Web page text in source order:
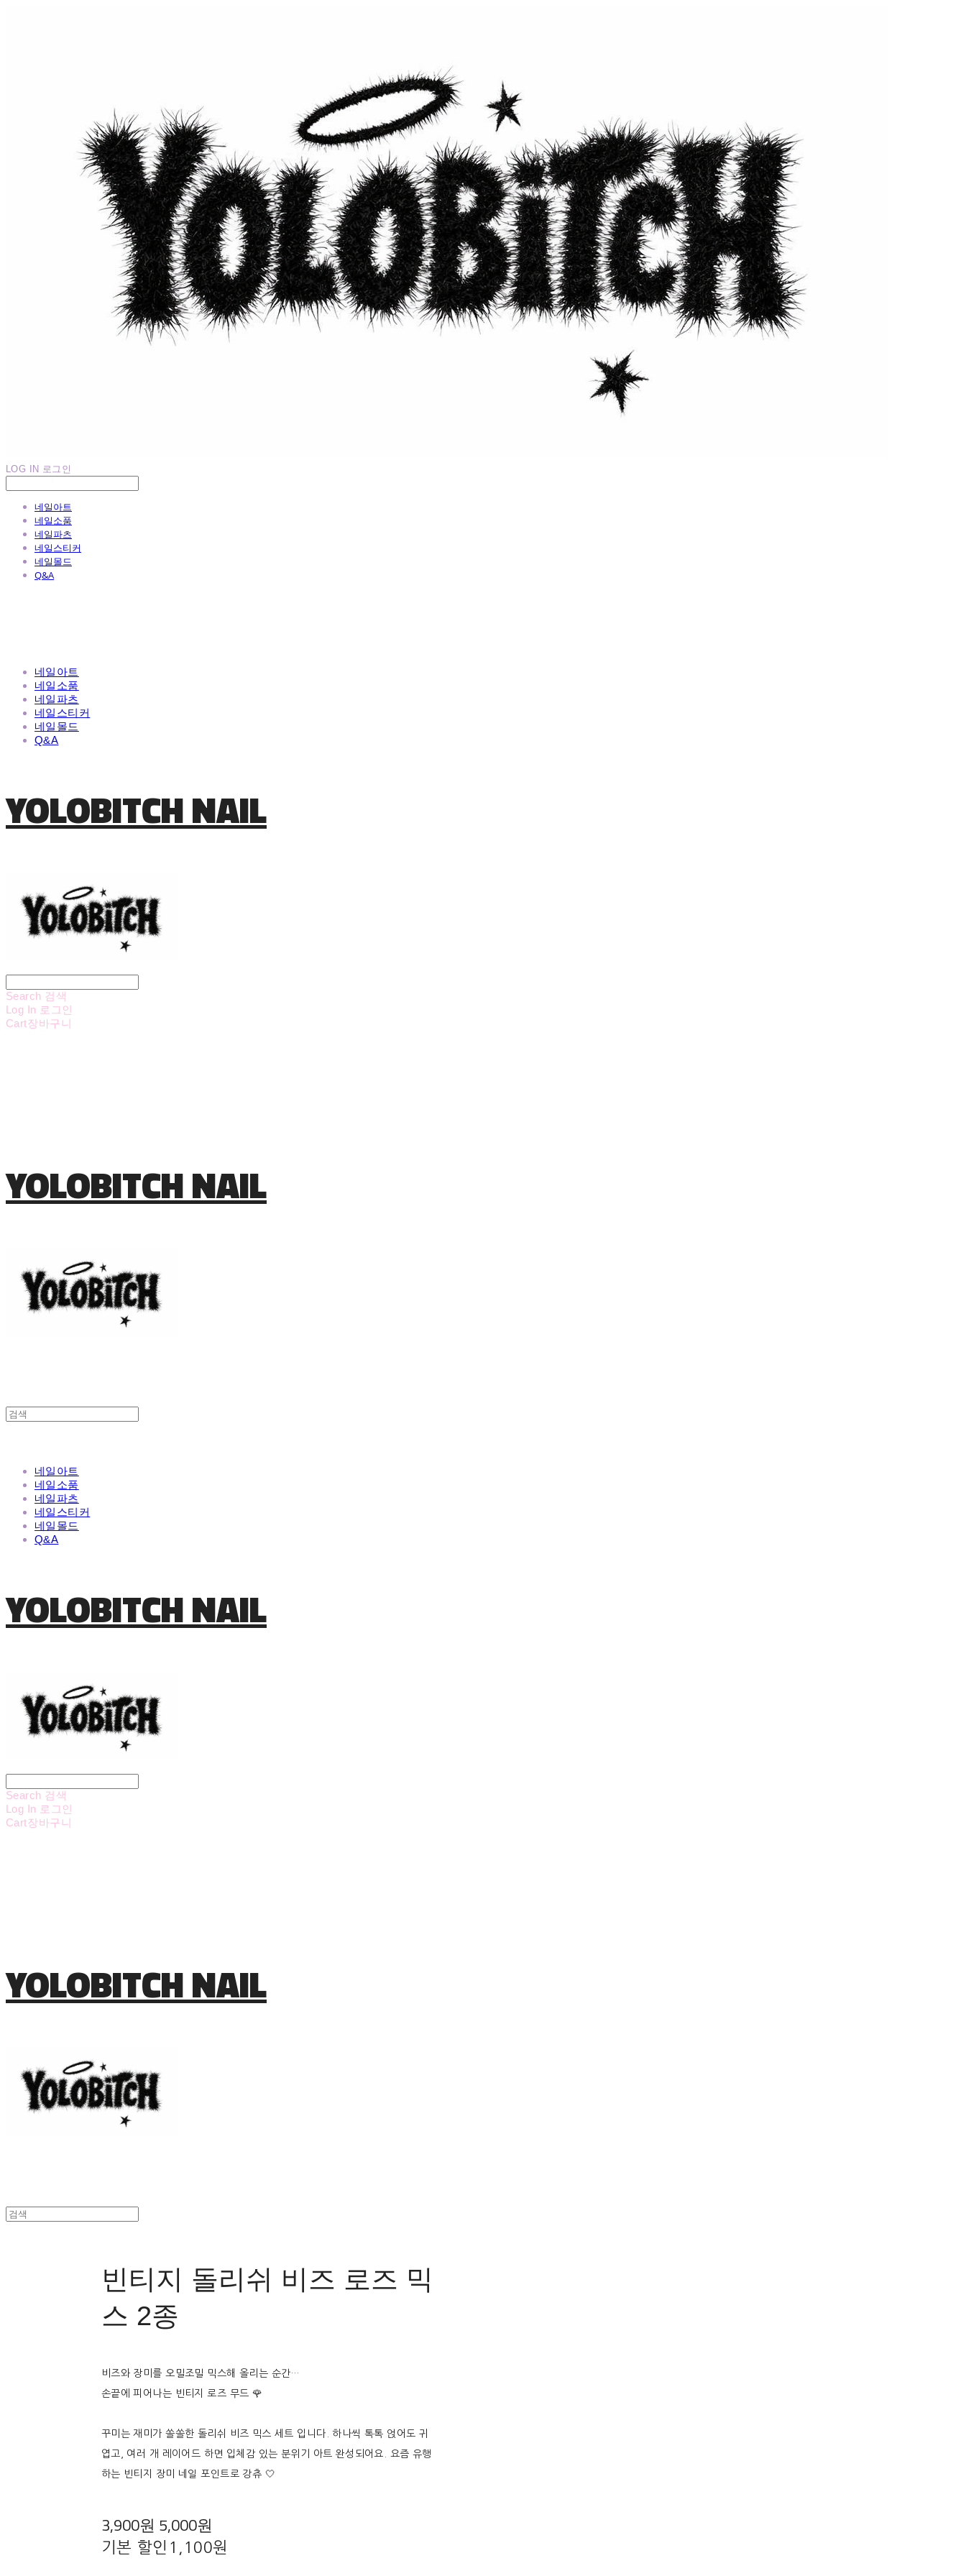
LOG IN 로그인
네일아트
네일소품
네일파츠
네일스티커
네일몰드
Q&A
네일아트
네일소품
네일파츠
네일스티커
네일몰드
Q&A
YOLOBITCH NAIL
Search 검색
Log In 로그인
Cart장바구니
YOLOBITCH NAIL
네일아트
네일소품
네일파츠
네일스티커
네일몰드
Q&A
YOLOBITCH NAIL
Search 검색
Log In 로그인
Cart장바구니
YOLOBITCH NAIL
빈티지 돌리쉬 비즈 로즈 믹
스 2종
비즈와 장미를 오밀조밀 믹스해 올리는 순간…
손끝에 피어나는 빈티지 로즈 무드 🌹
꾸미는 재미가 쏠쏠한 돌리쉬 비즈 믹스 세트 입니다. 하나씩 톡톡 얹어도 귀
엽고, 여러 개 레이어드 하면 입체감 있는 분위기 아트 완성되어요. 요즘 유행
하는 빈티지 장미 네일 포인트로 강츄 🤍
3,900원 5,000원
기본 할인 1,100원